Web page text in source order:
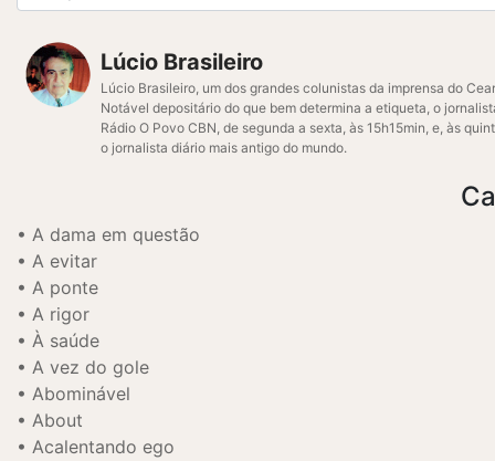
Lúcio Brasileiro
Lúcio Brasileiro, um dos grandes colunistas da imprensa do
Notável depositário do que bem determina a etiqueta, o
Rádio O Povo CBN, de segunda a sexta, às 15h15min, e, às
o jornalista diário mais antigo do mundo.
A dama em questão
A evitar
A ponte
A rigor
À saúde
A vez do gole
Abominável
About
Acalentando ego